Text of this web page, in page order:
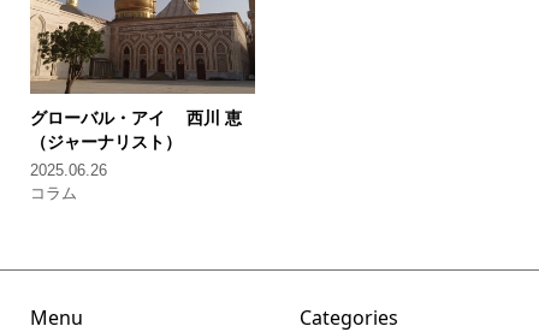
グローバル・アイ
西川 恵
（ジャーナリスト）
2025.06.26
コラム
Menu Categories